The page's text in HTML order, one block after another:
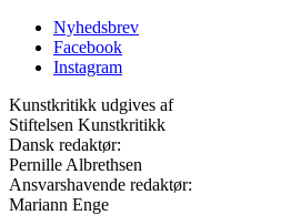
Nyhedsbrev
Facebook
Instagram
Kunstkritikk udgives af
Stiftelsen Kunstkritikk
Dansk redaktør:
Pernille Albrethsen
Ansvarshavende redaktør:
Mariann Enge